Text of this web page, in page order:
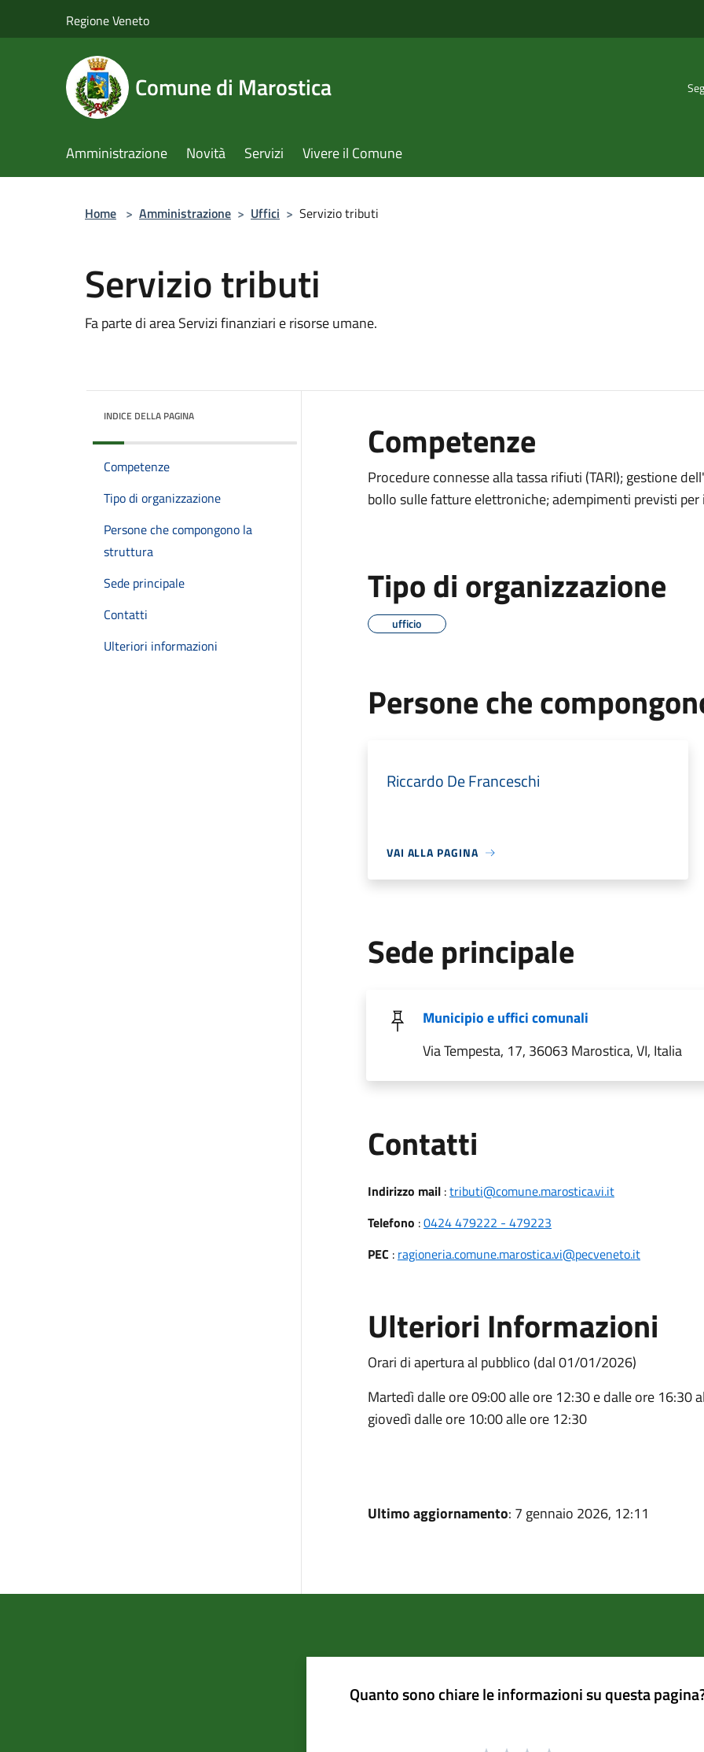
Regione Veneto
Comune di Marostica
Amministrazione Novità Servizi Vivere il Comune
Home > Amministrazione > Uffici > Servizio tributi
Servizio tributi
Fa parte di area Servizi finanziari e risorse umane.
INDICE DELLA PAGINA
Competenze
Tipo di organizzazione
Persone che compongono la
struttura
Sede principale
Contatti
Ulteriori informazioni
Competenze
Procedure connesse alla tassa rifiuti (TARI); gestione
bollo sulle fatture elettroniche; adempimenti previsti
Tipo di organizzazione
ufficio
Persone che
Riccardo De Franceschi
VAI ALLA PAGINA
Sede principale
Municipio e uffici comunali
Via Tempesta, 17, 36063 Marostica, VI, Italia
Contatti
Indirizzo mail:tributi@comune.marostica.vi.it
Telefono :0424 479222 - 479223
PEC : ragioneria.comune.marostica.vi@pecveneto.it
Ulteriori Informazioni
Orari di apertura al pubblico (dal 01/01/2026)
Martedì dalle ore 09:00 alle ore 12:30 e dalle ore 16:30
giovedì dalle ore 10:00 alle ore 12:30
Ultimo aggiornamento: 7 gennaio 2026, 12:11
Quanto sono chiare le informazioni su questa